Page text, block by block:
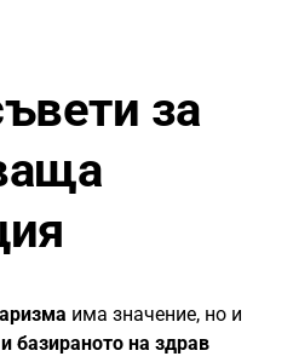
за
има значение, но и
базираното на здрав